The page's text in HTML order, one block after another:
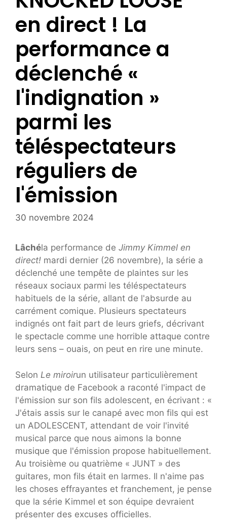
en direct ! La
performance a
déclenché «
l'indignation »
parmi les
téléspectateurs
réguliers de
l'émission
30 novembre 2024
Lâchéla performance de Jimmy Kimmel en
direct! mardi dernier (26 novembre), la série a
déclenché une tempête de plaintes sur les
réseaux sociaux parmi les téléspectateurs
habituels de la série, allant de l'absurde au
carrément comique. Plusieurs spectateurs
indignés ont fait part de leurs griefs, décrivant
le spectacle comme une horrible attaque contre
leurs sens – ouais, on peut en rire une minute.
Selon Le miroirun utilisateur particulièrement
dramatique de Facebook a raconté l'impact de
l'émission sur son fils adolescent, en écrivant : «
J'étais assis sur le canapé avec mon fils qui est
un ADOLESCENT, attendant de voir l'invité
musical parce que nous aimons la bonne
musique que l'émission propose habituellement.
Au troisième ou quatrième « JUNT » des
guitares, mon fils était en larmes. Il n'aime pas
les choses effrayantes et franchement, je pense
que la série Kimmel et son équipe devraient
présenter des excuses officielles.